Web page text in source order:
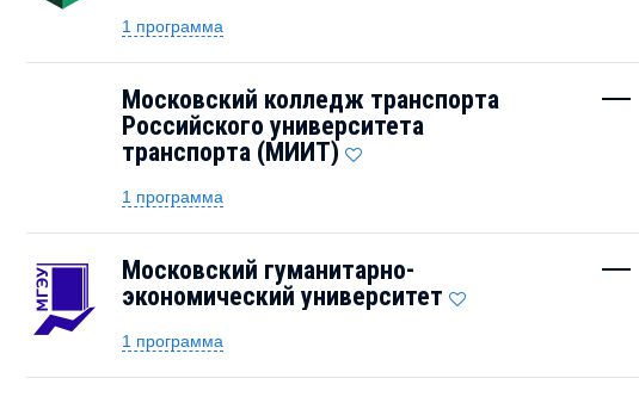
1 программа
Московский колледж транспорта
Российского университета
транспорта (МИИТ)
—
1 программа
Московский гуманитарно-
экономический университет
—
1 программа